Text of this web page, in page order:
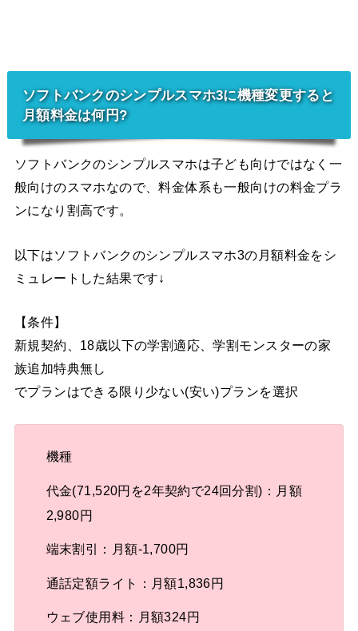
ソフトバンクのシンプルスマホ3に機種変更すると
月額料金は何円?
ソフトバンクのシンプルスマホは子ども向けではなく一
般向けのスマホなので、料金体系も一般向けの料金プラ
ンになり割高です。
以下はソフトバンクのシンプルスマホ3の月額料金をシ
ミュレートした結果です↓
【条件】
新規契約、18歳以下の学割適応、学割モンスターの家
族追加特典無し
でプランはできる限り少ない(安い)プランを選択
機種
代金(71,520円を2年契約で24回分割)：月額
2,980円
端末割引：月額-1,700円
通話定額ライト：月額1,836円
ウェブ使用料：月額324円